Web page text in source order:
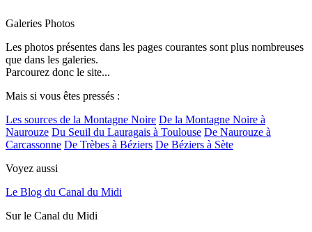
Galeries Photos
Les photos présentes dans les pages courantes sont plus nombreuses
que dans les galeries.
Parcourez donc le site...
Mais si vous êtes pressés :
Les sources de la Montagne Noire De la Montagne Noire à
Naurouze Du Seuil du Lauragais à Toulouse De Naurouze à
Carcassonne De Trèbes à Béziers De Béziers à Sète
Voyez aussi
Le Blog du Canal du Midi
Sur le Canal du Midi